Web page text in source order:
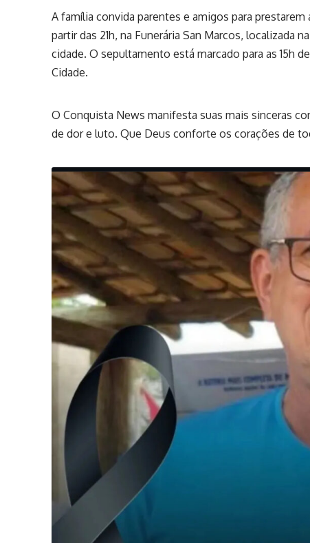
A família convida parentes e amigos para
partir das 21h, na Funerária San Marcos, localizada
cidade. O sepultamento está marcado para as 15h
Cidade.
O Conquista News manifesta suas mais sinceras
de dor e luto. Que Deus conforte os corações de